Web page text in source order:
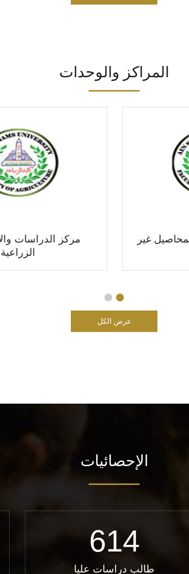
المراكز والوحدات
مركز تنمية الفراولة والمحاصيل غير
عرض الكل
الإحصائيات
614
طالب دراسات عليا